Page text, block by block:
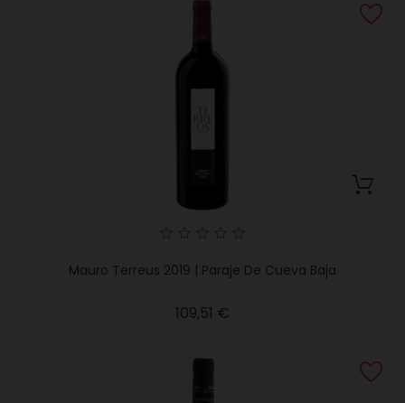
Mauro Terreus 2019 | Paraje De Cueva Baja
109,51 €